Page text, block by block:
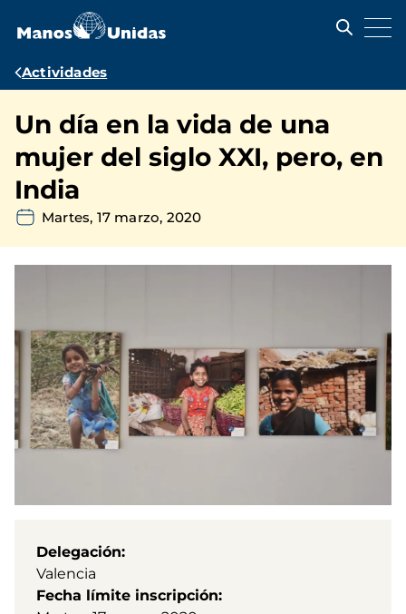
contenido
Ruta
navegación
Actividades
Un día en la vida de una
mujer del siglo XXI, pero, en
India
Martes, 17 marzo, 2020
Delegación
Valencia
Fecha límite inscripción